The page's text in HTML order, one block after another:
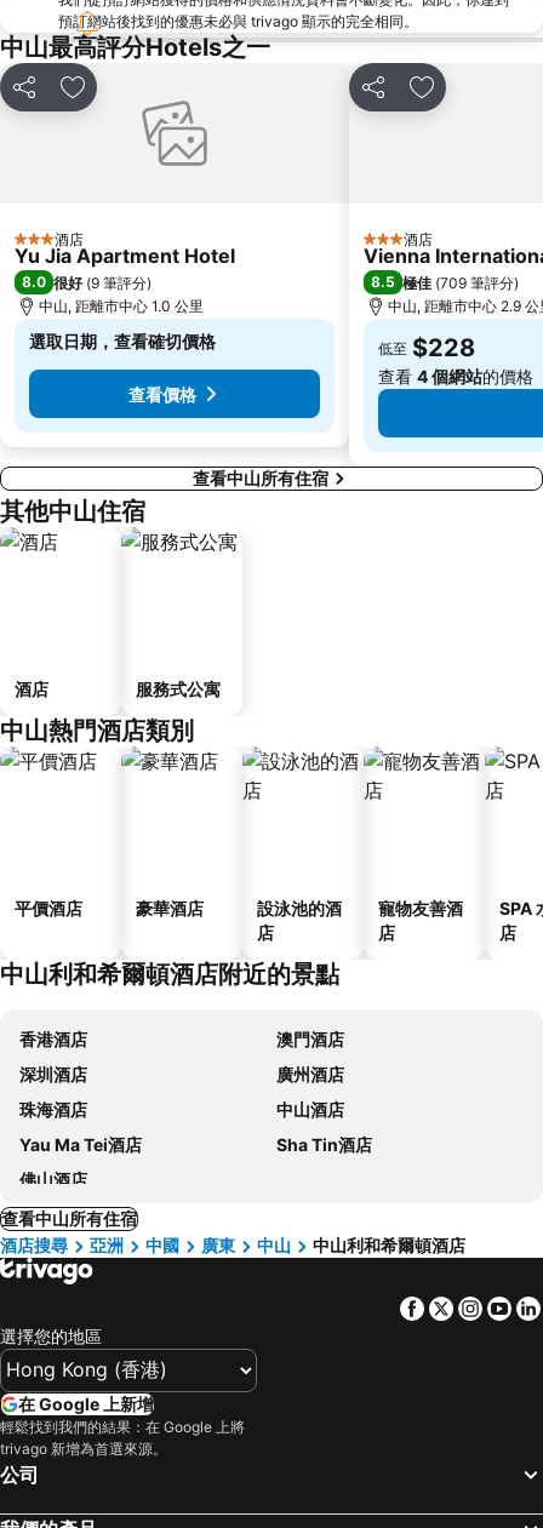
金蓮花廣場
Zhuhai xiangzhou coach station
Chimelong International Ocean Tourist Resort
媽閣廟
圓明新園
主教山聖堂
井岸
總統娛樂場
International Youth Dance Festival
Flora Gardens
Song Yusheng Park
民政總署大樓
預訂網站後找到的優惠未必與 trivago 顯示的完全相同。
中山最高評分Hotels之一
分享 放到收藏夾
3 星級酒店
Yu Jia Apartment Hotel
8.0 很好 (9 筆評分)
中山, 距離市中心 1.0 公里
選取日期，查看確切價格
查看價格
分享 放到收藏夾
3 星級酒店
Vienna
8.5 極佳 (709 筆評分)
中山, 距離市中心 2.9 公
低至 $228
查看 4 個網站的價格
查看中山所有住宿
其他中山住宿
酒店 服務式公寓
中山熱門酒店類別
平價酒店 豪華酒店
設泳池的酒
店
寵物友善酒
店
SPA
店
中山利和希爾頓酒店附近的景點
香港酒店
澳門酒店
深圳酒店
廣州酒店
珠海酒店
中山酒店
Yau Ma Tei酒店
Sha Tin酒店
佛山酒店
查看中山所有住宿
酒店搜尋
亞洲 中國 廣東 中山 中山利和希爾頓酒店
Facebook
Twitter
選擇您的地區
在 Google 上新增
輕鬆找到我們的結果：在 Google 上將
trivago 新增為首選來源。
公司